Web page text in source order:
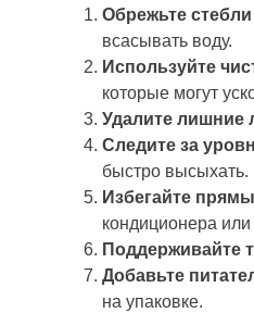
Обрежьте
всасывать воду.
Используйте
которые могут
Удалите лишние
Следите за
быстро высыхать.
Избегайте
кондиционера или
Поддерживайте
Добавьте
на упаковке.